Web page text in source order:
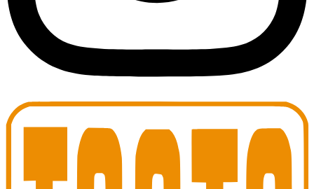
Toots Jazz Club